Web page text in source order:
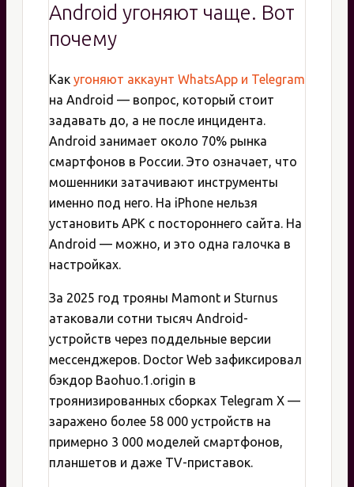
Android угоняют чаще. Вот
почему
Как угоняют аккаунт WhatsApp и Telegram
на Android — вопрос, который стоит
задавать до, а не после инцидента.
Android занимает около 70% рынка
смартфонов в России. Это означает, что
мошенники затачивают инструменты
именно под него. На iPhone нельзя
установить APK с постороннего сайта. На
Android — можно, и это одна галочка в
настройках.
За 2025 год трояны Mamont и Sturnus
атаковали сотни тысяч Android-
устройств через поддельные версии
мессенджеров. Doctor Web зафиксировал
бэкдор Baohuo.1.origin в
троянизированных сборках Telegram X —
заражено более 58 000 устройств на
примерно 3 000 моделей смартфонов,
планшетов и даже TV-приставок.